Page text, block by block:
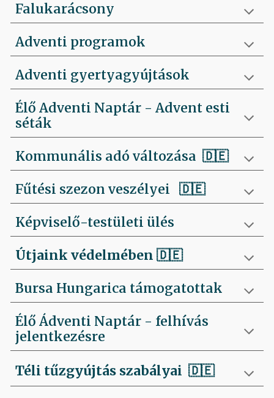
Falukarácsony
Adventi programok
Adventi gyertyagyújtások
Élő Adventi Naptár - Advent esti
séták
Kommunális adó változása 🇩🇪
Fűtési szezon veszélyei 🇩🇪
Képviselő-testületi ülés
Útjaink védelmében🇩🇪
Bursa Hungarica támogatottak
Élő Ádventi Naptár - felhívás
jelentkezésre
Téli tűzgyújtás szabályai 🇩🇪